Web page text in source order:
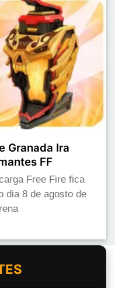
Granada Ira
FF
Free Fire fica
dia 8 de agosto de